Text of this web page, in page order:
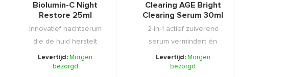
Biolumin-C Night
Restore 25ml
Innovatief nachtserum
die de huid herstelt
terwijl u slaapt, ...
Levertijd: Morgen
bezorgd
Clearing AGE Bright
Clearing Serum 30ml
2-in-1 actief zuiverend
serum vermindert én
voorkomt onzuiv ...
Levertijd: Morgen
bezorgd